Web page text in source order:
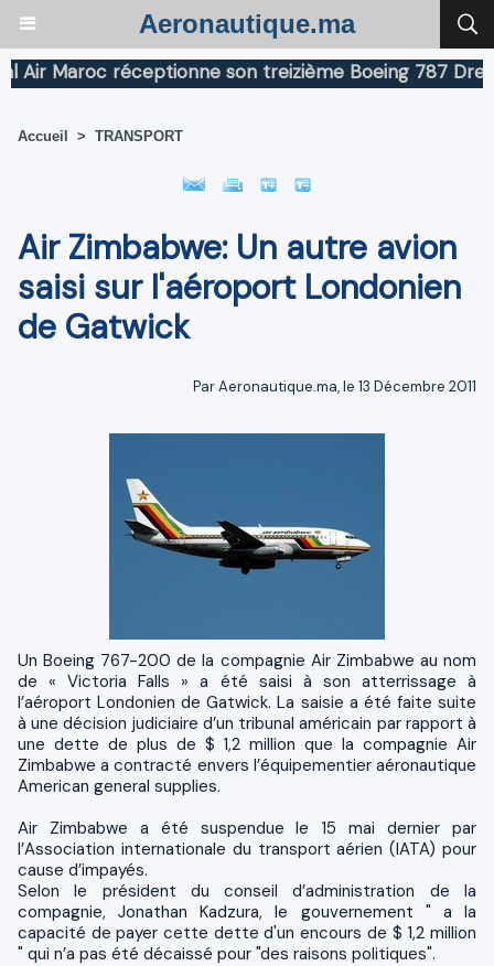
Aeronautique.ma
Maroc réceptionne son treizième Boeing 787
Accueil > TRANSPORT
Air Zimbabwe: Un autre avion
saisi sur l'aéroport Londonien
de Gatwick
Par Aeronautique.ma, le 13 Décembre 2011
Un Boeing 767-200 de la compagnie Air Zimbabwe au nom
de « Victoria Falls » a été saisi à son atterrissage à
l’aéroport Londonien de Gatwick. La saisie a été faite suite
à une décision judiciaire d’un tribunal américain par rapport à
une dette de plus de $ 1,2 million que la compagnie Air
Zimbabwe a contracté envers l’équipementier aéronautique
American general supplies.
Air Zimbabwe a été suspendue le 15 mai dernier par
l’Association internationale du transport aérien (IATA) pour
cause d’impayés.
Selon le président du conseil d’administration de la
compagnie, Jonathan Kadzura, le gouvernement " a la
capacité de payer cette dette d'un encours de $ 1,2 million
" qui n’a pas été décaissé pour "des raisons politiques".